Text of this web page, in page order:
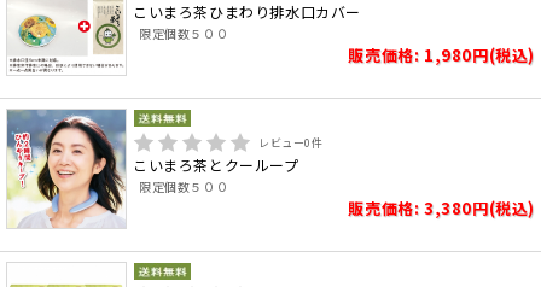
こいまろ茶ひまわり排水口カバー
限定個数５００
販売価格: 1,980円(税込)
レビュー0件
こいまろ茶とクーループ
限定個数５００
販売価格: 3,380円(税込)